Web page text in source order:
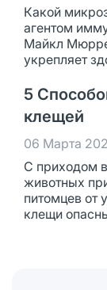
Какой
агентом
Майкл
укрепляет
5
клещей
06 Марта
С приходом
животных
питомцев от
клещи